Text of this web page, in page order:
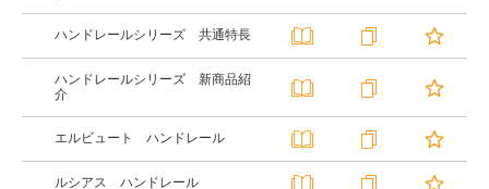
ハンドレールシリーズ 共通特長
ハンドレールシリーズ 新商品紹
介
エルビュート ハンドレール
ルシアス ハンドレール